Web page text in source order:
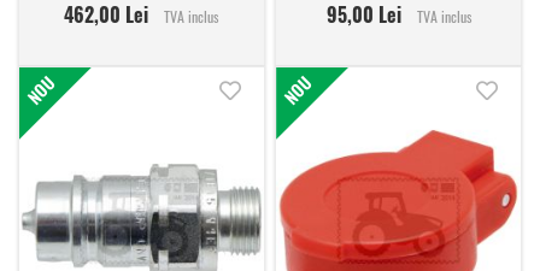
462,00 Lei TVA inclus 95,00 Lei TVA inclus
NOU Adauga in lista de dorinte
NOU